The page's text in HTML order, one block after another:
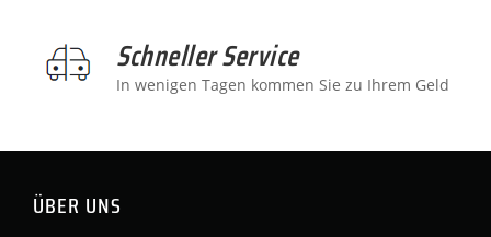
Schneller Service
In wenigen Tagen kommen Sie zu Ihrem Geld
ÜBER UNS